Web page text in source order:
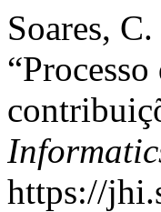
Soares,
https://